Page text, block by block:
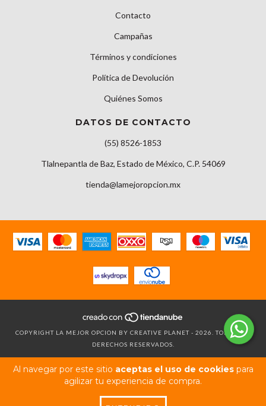
Al navegar por este sitio aceptas el uso de cookiespara
agilizar tu experiencia de compra.
Contacto
Campañas
Términos y condiciones
Política de Devolución
Quiénes Somos
DATOS DE CONTACTO
(55) 8526-1853
Tlalnepantla de Baz, Estado de México, C.P. 54069
tienda@lamejoropcion.mx
COPYRIGHT LA MEJOR OPCION BY CREATIVE PLANET - 2026. TODOS LOS
DERECHOS RESERVADOS.